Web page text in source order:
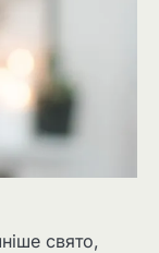
свято,